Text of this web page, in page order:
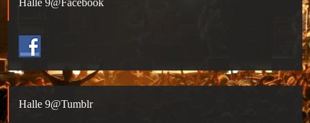
Halle 9@Facebook
Halle 9@Tumblr